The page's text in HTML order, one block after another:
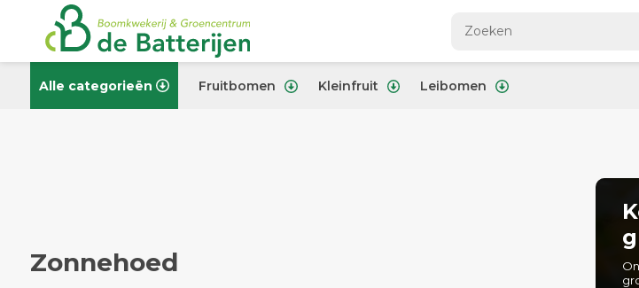
Alle categorieën Fruitbomen Kleinfruit Leibomen
Zonnehoed